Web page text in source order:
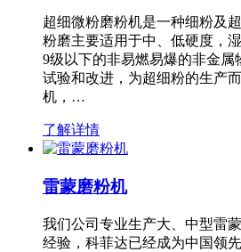
超细微粉磨粉机是一种细粉及
粉磨主要适用于中、低硬度，
9级以下的非易燃易爆的非金属
试验和改进，为超细粉的生产
机，…
了解详情
雷蒙磨粉机
我们公司专业生产大、中型雷
经验，科菲达已经成为中国领